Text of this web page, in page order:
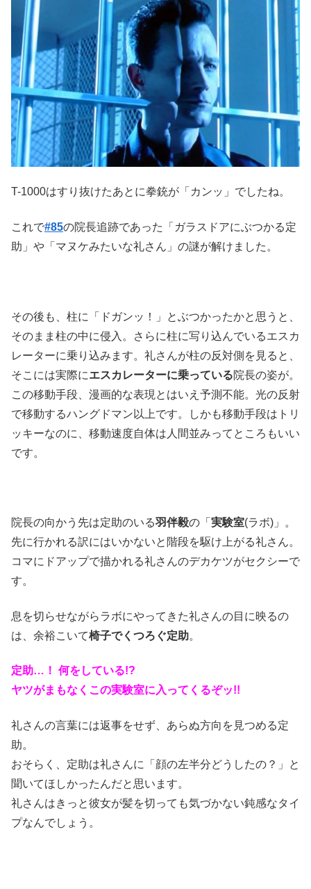
T-1000はすり抜けたあとに拳銃が「カンッ」でしたね。
これで#85の院長追跡であった「ガラスドアにぶつかる定
助」や「マヌケみたいな礼さん」の謎が解けました。
その後も、柱に「ドガンッ！」とぶつかったかと思うと、
そのまま柱の中に侵入。さらに柱に写り込んでいるエスカ
レーターに乗り込みます。礼さんが柱の反対側を見ると、
そこには実際にエスカレーターに乗っている院長の姿が。
この移動手段、漫画的な表現とはいえ予測不能。光の反射
で移動するハングドマン以上です。しかも移動手段はトリ
ッキーなのに、移動速度自体は人間並みってところもいい
です。
院長の向かう先は定助のいる羽伴毅の「 実験室(ラボ)」。
先に行かれる訳にはいかないと階段を駆け上がる礼さん。
コマにドアップで描かれる礼さんのデカケツがセクシーで
す。
息を切らせながらラボにやってきた礼さんの目に映るの
は、余裕こいて椅子でくつろぐ定助。
定助…！ 何をしている!?
ヤツがまもなくこの実験室に入ってくるぞッ!!
礼さんの言葉には返事をせず、あらぬ方向を見つめる定
助。
おそらく、定助は礼さんに「顔の左半分どうしたの？」と
聞いてほしかったんだと思います。
礼さんはきっと彼女が髪を切っても気づかない鈍感なタイ
プなんでしょう。